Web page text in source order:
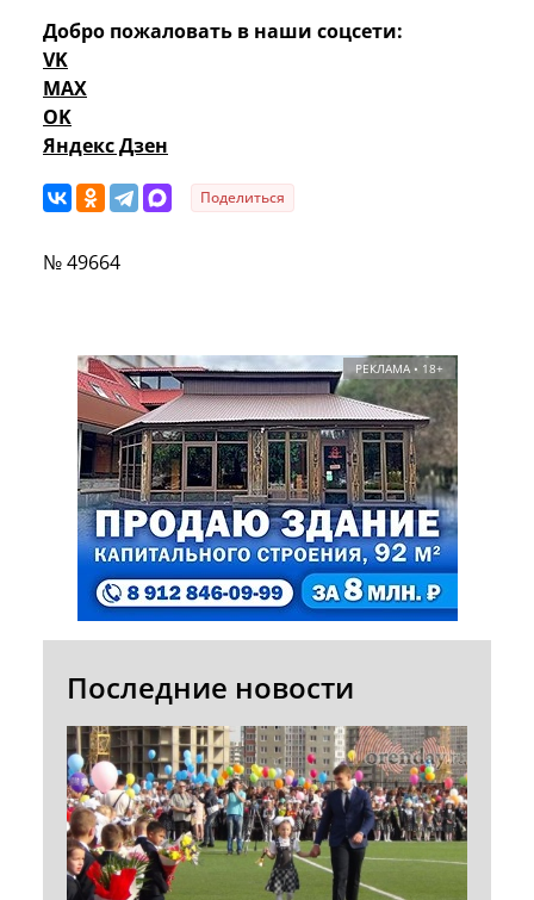
Добро пожаловать в наши соцсети:
VK
MAX
OK
Яндекс Дзен
Поделиться
№ 49664
РЕКЛАМА • 18+
Последние новости